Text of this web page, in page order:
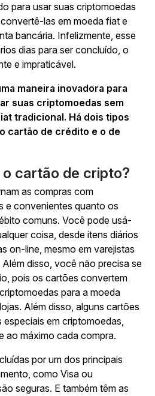
para usar suas criptomoedas
las em moeda fiat e
bancária. Infelizmente, esse
dias para ser concluído, o
e impraticável.
maneira inovadora para
suas criptomoedas sem
tradicional. Há dois tipos
cartão de crédito e o de
cartão de cripto?
as compras com
e convenientes quanto os
comuns. Você pode usá-
coisa, desde itens diários
on-line, mesmo em varejistas
disso, você não precisa se
pois os cartões convertem
para a moeda
Além disso, alguns cartões
em criptomoedas,
ao máximo cada compra.
por um dos principais
como Visa ou
seguras. E também têm as